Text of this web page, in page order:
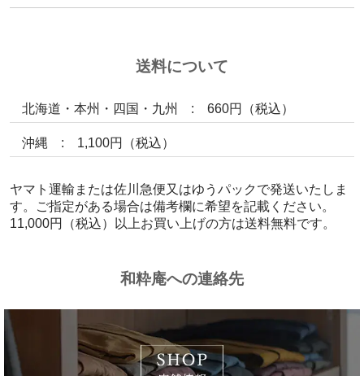
送料について
北海道・本州・四国・九州 : 660円（税込）
沖縄 : 1,100円（税込）
ヤマト運輸または佐川急便又はゆうパックで発送いたしま
す。ご指定がある場合は備考欄に希望を記載ください。
11,000円（税込）以上お買い上げの方は送料無料です。
和粋庵への連絡先